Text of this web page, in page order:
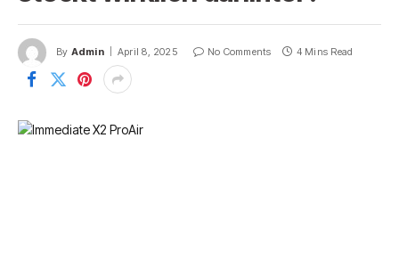
By Admin April 8, 2025 No Comments 4 Mins Read